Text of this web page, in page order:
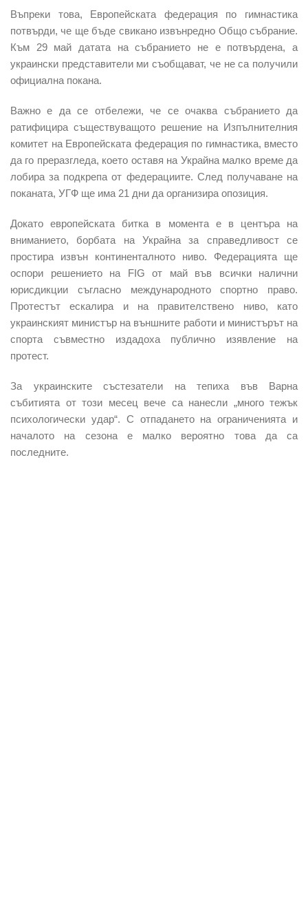
Въпреки това, Европейската федерация по гимнастика
потвърди, че ще бъде свикано извънредно Общо събрание.
Към 29 май датата на събранието не е потвърдена, а
украински представители ми съобщават, че не са получили
официална покана.
Важно е да се отбележи, че се очаква събранието да
ратифицира съществуващото решение на Изпълнителния
комитет на Европейската федерация по гимнастика, вместо
да го преразгледа, което оставя на Украйна малко време да
лобира за подкрепа от федерациите. След получаване на
поканата, УГФ ще има 21 дни да организира опозиция.
Докато европейската битка в момента е в центъра на
вниманието, борбата на Украйна за справедливост се
простира извън континенталното ниво. Федерацията ще
оспори решението на FIG от май във всички налични
юрисдикции съгласно международното спортно право.
Протестът ескалира и на правителствено ниво, като
украинският министър на външните работи и министърът на
спорта съвместно издадоха публично изявление на
протест.
За украинските състезатели на тепиха във Варна
събитията от този месец вече са нанесли „много тежък
психологически удар“. С отпадането на ограниченията и
началото на сезона е малко вероятно това да са
последните.